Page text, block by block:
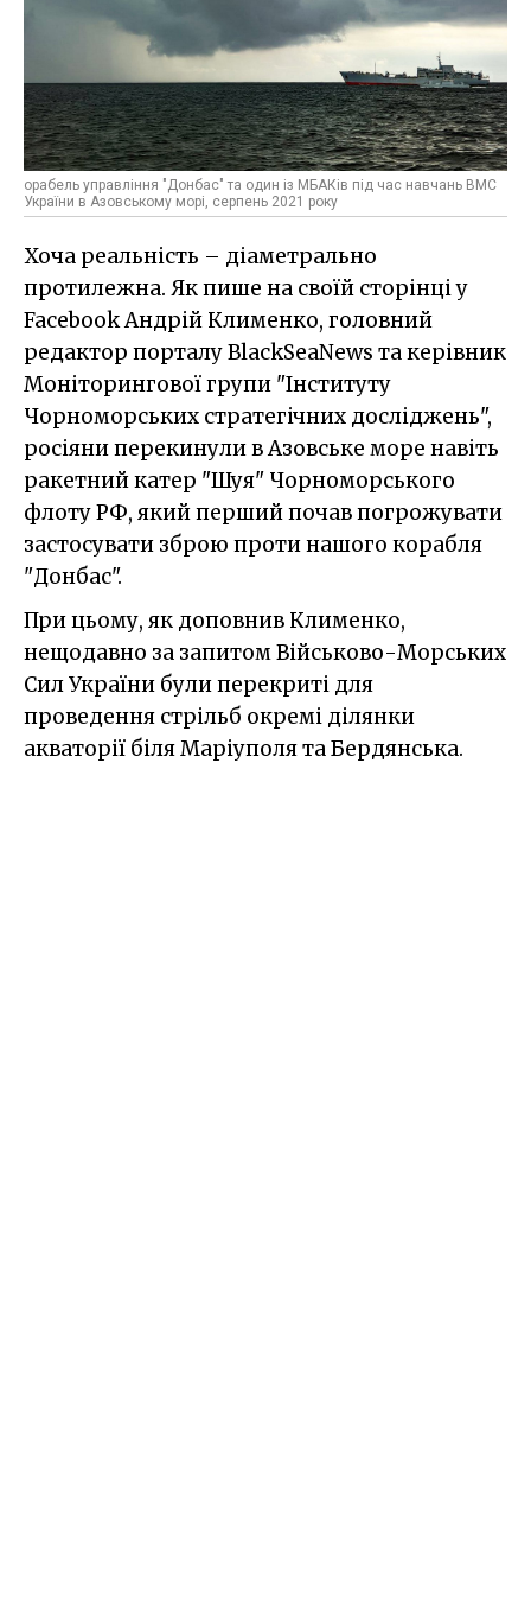
орабель управління "Донбас" та один із МБАКів під час навчань ВМС
України в Азовському морі, серпень 2021 року
Хоча реальність – діаметрально
протилежна. Як пише на своїй сторінці у
Facebook Андрій Клименко, головний
редактор порталу BlackSeaNews та керівник
Моніторингової групи "Інституту
Чорноморських стратегічних досліджень",
росіяни перекинули в Азовське море навіть
ракетний катер "Шуя" Чорноморського
флоту РФ, який перший почав погрожувати
застосувати зброю проти нашого корабля
"Донбас".
При цьому, як доповнив Клименко,
нещодавно за запитом Військово-Морських
Сил України були перекриті для
проведення стрільб окремі ділянки
акваторії біля Маріуполя та Бердянська.